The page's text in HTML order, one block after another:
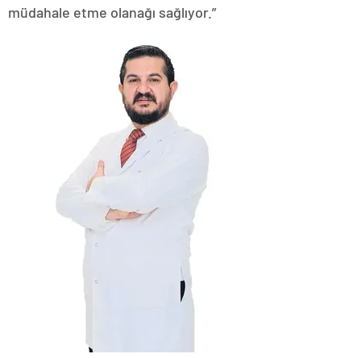
müdahale etme olanağı sağlıyor.”